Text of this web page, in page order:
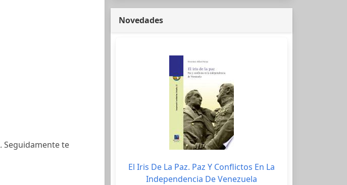
. Seguidamente te
Novedades
El Iris De La Paz. Paz Y Conflictos En La
Independencia De Venezuela